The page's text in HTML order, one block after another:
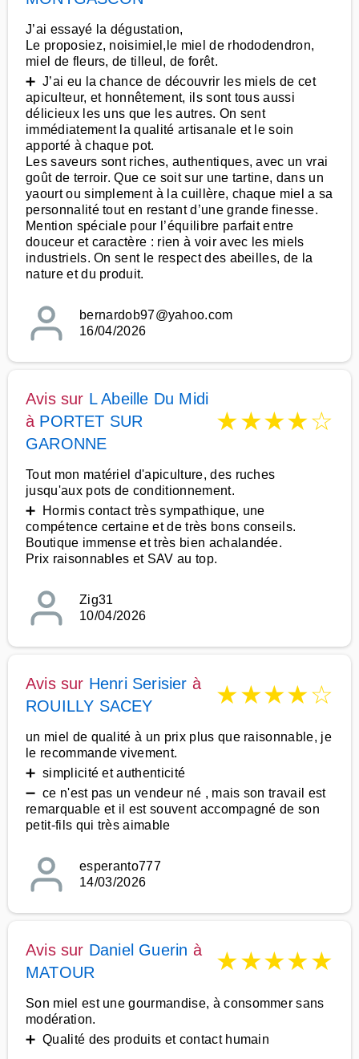
J’ai essayé la dégustation,
Le proposiez, noisimiel,le miel de rhododendron,
miel de fleurs, de tilleul, de forêt.
➕ J’ai eu la chance de découvrir les miels de cet
apiculteur, et honnêtement, ils sont tous aussi
délicieux les uns que les autres. On sent
immédiatement la qualité artisanale et le soin
apporté à chaque pot.
Les saveurs sont riches, authentiques, avec un vrai
goût de terroir. Que ce soit sur une tartine, dans un
yaourt ou simplement à la cuillère, chaque miel a sa
personnalité tout en restant d’une grande finesse.
Mention spéciale pour l’équilibre parfait entre
douceur et caractère : rien à voir avec les miels
industriels. On sent le respect des abeilles, de la
nature et du produit.
bernardob97@yahoo.com
16/04/2026
Avis sur L Abeille Du Midi
à PORTET SUR
GARONNE
★★★★☆
Tout mon matériel d'apiculture, des ruches
jusqu'aux pots de conditionnement.
➕ Hormis contact très sympathique, une
compétence certaine et de très bons conseils.
Boutique immense et très bien achalandée.
Prix raisonnables et SAV au top.
Zig31
10/04/2026
Avis sur Henri Serisier à
ROUILLY SACEY
★★★★☆
un miel de qualité à un prix plus que raisonnable, je
le recommande vivement.
➕ simplicité et authenticité
➖ ce n'est pas un vendeur né , mais son travail est
remarquable et il est souvent accompagné de son
petit-fils qui très aimable
esperanto777
14/03/2026
Avis sur Daniel Guerin à
MATOUR
★★★★★
Son miel est une gourmandise, à consommer sans
modération.
➕ Qualité des produits et contact humain